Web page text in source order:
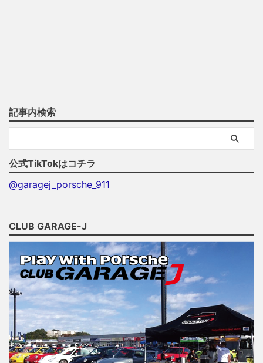
記事内検索
公式TikTokはコチラ
@garagej_porsche_911
CLUB GARAGE-J